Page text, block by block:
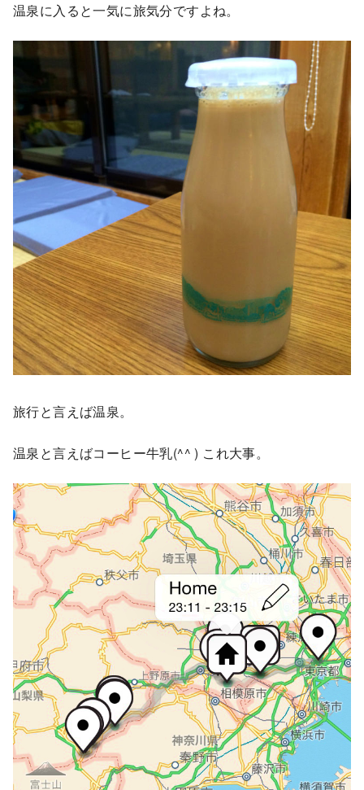
温泉に入ると一気に旅気分ですよね。
旅行と言えば温泉。
温泉と言えばコーヒー牛乳(^^ ) これ大事。